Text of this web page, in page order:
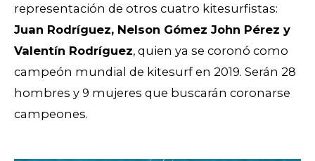
representación de otros cuatro kitesurfistas:
Juan Rodríguez, Nelson Gómez John Pérez y
Valentín Rodríguez, quien ya se coronó como
campeón mundial de kitesurf en 2019. Serán 28
hombres y 9 mujeres que buscarán coronarse
campeones.